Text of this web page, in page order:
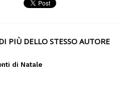
PIÙ DELLO STESSO AUTORE
di Natale